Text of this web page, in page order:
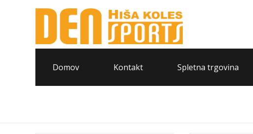
Domov Kontakt Spletna trgovina